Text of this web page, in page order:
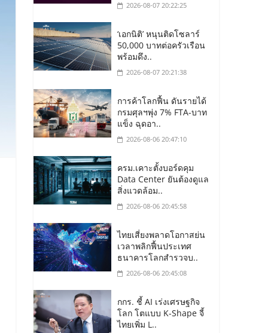
2026-08-07 20:22:25
‘เอกนิติ’ หนุนติดโซลาร์
50,000 บาทต่อครัวเรือน
พร้อมดึง..
2026-08-07 20:21:38
การค้าโลกฟื้น ดันรายได้
กรมศุลฯพุ่ง 7% FTA-บาท
แข็ง ฉุดอา..
2026-08-06 20:47:10
ครม.เคาะตั้งบอร์ดคุม
Data Center ยันต้องดูแล
สิ่งแวดล้อม..
2026-08-06 20:45:58
ไทยเสี่ยงพลาดโอกาสย่น
เวลาพลิกฟื้นประเทศ
ธนาคารโลกสำรวจบ..
2026-08-06 20:45:08
กกร. ชี้ AI เร่งเศรษฐกิจ
โลก โตแบบ K-Shape จี้
ไทยเพิ่ม L..